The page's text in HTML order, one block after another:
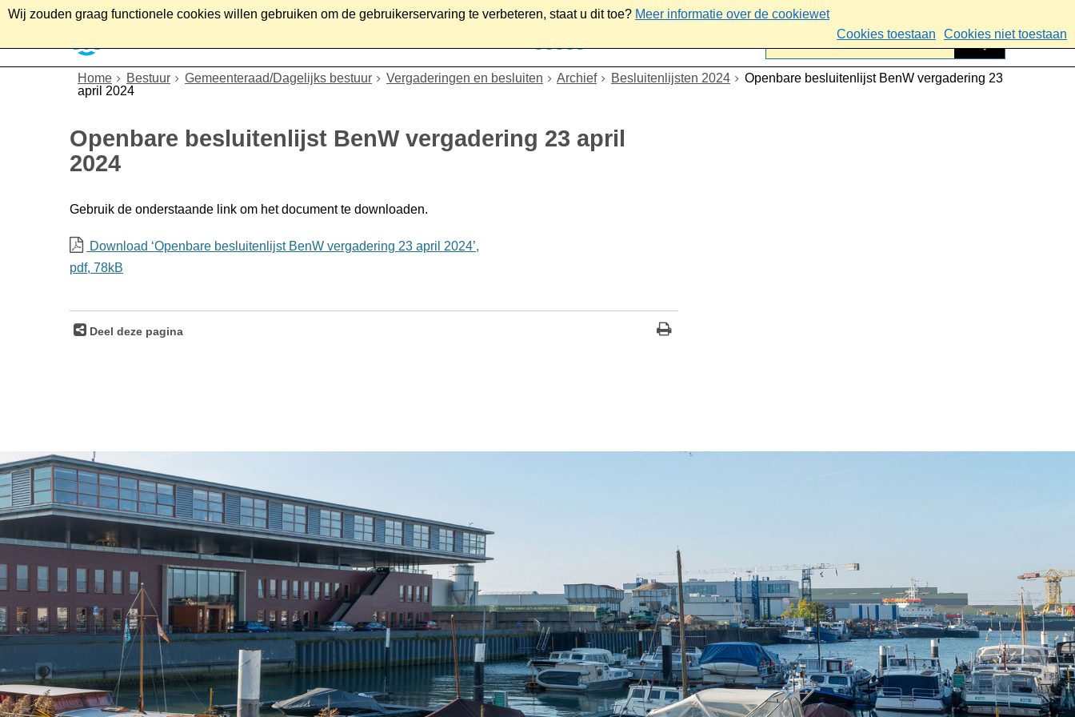
Wij zouden graag functionele cookies willen gebruiken om de gebruikerservaring te verbeteren, staat u dit toe? Meer informatie over de cookiewet
Cookies toestaan
Cookies niet toestaan
Home Bestuur Gemeenteraad/Dagelijks bestuur Vergaderingen en besluiten Archief Besluitenlijsten 2024
Openbare besluitenlijst BenW vergadering 23
april 2024
Openbare besluitenlijst BenW vergadering 23 april
2024
Gebruik de onderstaande link om het document te downloaden.
Download ‘Openbare besluitenlijst BenW vergadering 23 april 2024’,
pdf, 78kB
Deel deze pagina